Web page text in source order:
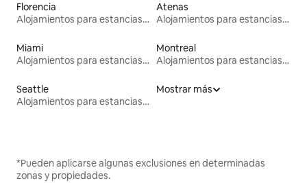
Florencia
Alojamientos para estancias largas
Atenas
Alojamientos para estancias largas
Miami
Alojamientos para estancias largas
Montreal
Alojamientos para estancias largas
Seattle
Alojamientos para estancias largas
Mostrar más
*Pueden aplicarse algunas exclusiones en determinadas
zonas y propiedades.